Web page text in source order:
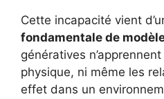
Cette incapacité vient
fondamentale de
génératives
physique, ni même les
effet dans un